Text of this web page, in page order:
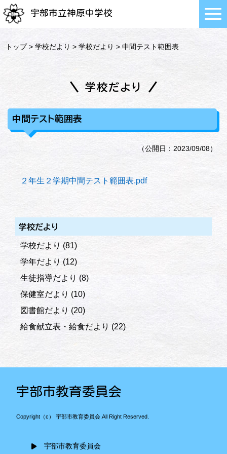
宇部市立神原中学校
トップ>学校だより >学校だより > 中間テスト範囲表
学校だより
中間テスト範囲表
（公開日：2023/09/08）
２年生２学期中間テスト範囲表.pdf
学校だより
学校だより (81)
学年だより (12)
生徒指導だより (8)
保健室だより (10)
図書館だより (20)
給食献立表・給食だより (22)
宇部市教育委員会
Copyright（c） 宇部市教育委員会.All Right Reserved.
宇部市教育委員会